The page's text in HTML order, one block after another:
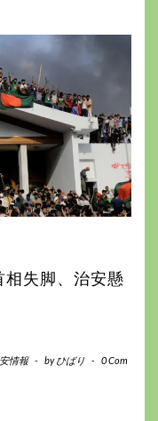
失脚、治安懸
情報 - byひばり -
0 Com